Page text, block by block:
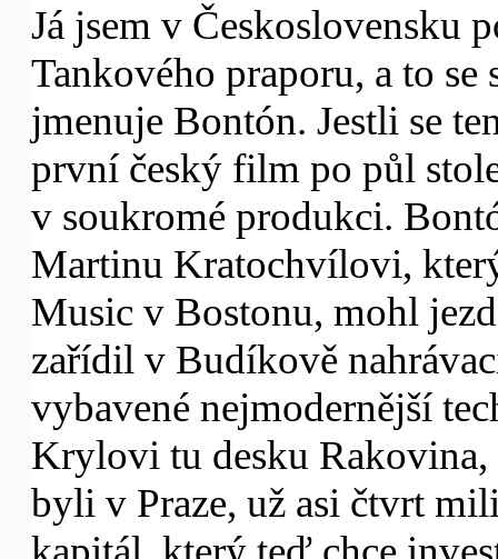
Já jsem v Československu
Tankového praporu, a to
jmenuje Bontón. Jestli se
první český film po půl
v soukromé produkci.
Martinu Kratochvílovi,
Music v Bostonu, mohl
zařídil v Budíkově
vybavené nejmodernější
Krylovi tu desku Rakovina,
byli v Praze, už asi čtvrt